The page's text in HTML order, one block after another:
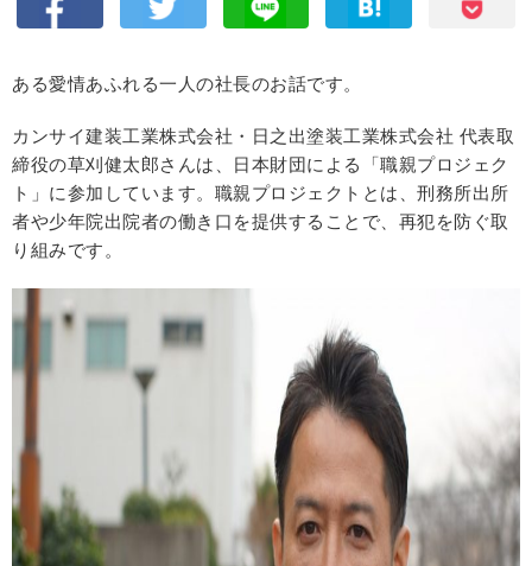
ある愛情あふれる一人の社長のお話です。
カンサイ建装工業株式会社・日之出塗装工業株式会社 代表取
締役の草刈健太郎さんは、日本財団による「職親プロジェク
ト」に参加しています。職親プロジェクトとは、刑務所出所
者や少年院出院者の働き口を提供することで、再犯を防ぐ取
り組みです。